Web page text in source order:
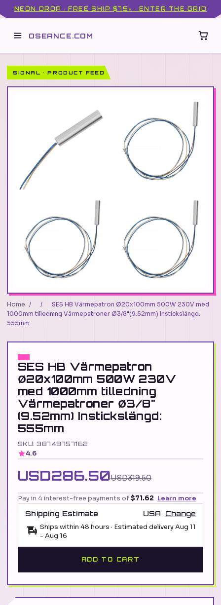
NEON DROP · FREE SHIP $75+ · ENTER THE GRID
OSEANCE.COM
SIGNAL · PRODUCT FEED
Home / /
SES HB Värmepatron Ø20x100mm 500W 230V med
1000mm tilledning Värmepatroner Ø3/8"(9.52mm) Instickslängd:
555mm
SES HB Värmepatron
Ø20x100mm 500W 230V
med 1000mm tilledning
Värmepatroner Ø3/8"
(9.52mm) Instickslängd:
555mm
SKU: 38749757162
4.6
USD286.50USD319.50
Pay in 4 interest-free payments of$71.62 Learn more
Shipping Estimate
USA
Change
Ships within 48 hours · Estimated deliveryAug 11
- Aug 16
ADD TO CART